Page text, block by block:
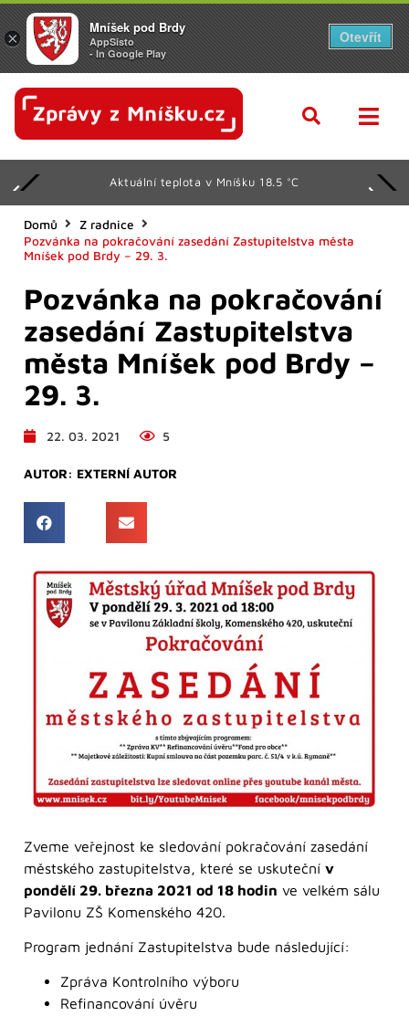
Aktuální teplota v Mníšku 18.5 °C
Domů
Z radnice
Pozvánka na pokračování zasedání Zastupitelstva města
Mníšek pod Brdy – 29. 3.
Pozvánka na pokračování
zasedání Zastupitelstva
města Mníšek pod Brdy –
29. 3.
22. 03. 2021 5
AUTOR: EXTERNÍ AUTOR
Zveme veřejnost ke sledování pokračování zasedání
městského zastupitelstva, které se uskuteční v
pondělí 29. března 2021 od 18 hodin ve velkém sálu
Pavilonu ZŠ Komenského 420.
Program jednání Zastupitelstva bude následující:
Zpráva Kontrolního výboru
Refinancování úvěru
×
Mníšek pod Brdy
AppSisto
- In Google Play
Otevřít